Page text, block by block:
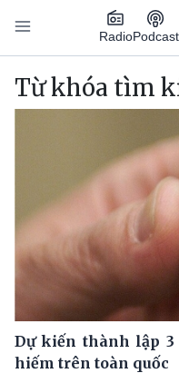
Nhảy đến nội dung
RadioPodcast
Main navigation
Từ khóa tìm
Dự kiến thành lập
hiếm trên toàn quốc